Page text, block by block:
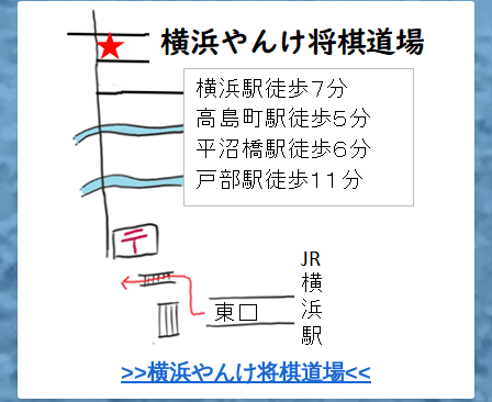
>>横浜やんけ将棋道場<<